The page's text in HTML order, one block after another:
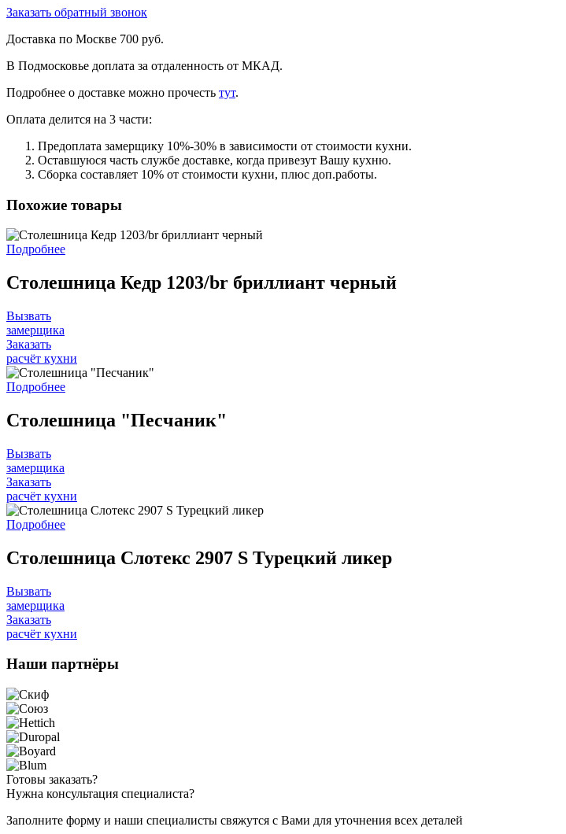
Заказать обратный звонок
Доставка по Москве 700 руб.
В Подмосковье доплата за отдаленность от МКАД.
Подробнее о доставке можно прочеcть тут.
Оплата делится на 3 части:
Предоплата замерщику 10%-30% в зависимости от стоимости кухни.
Оставшуюся часть службе доставке, когда привезут Вашу кухню.
Сборка составляет 10% от стоимости кухни, плюс доп.работы.
Похожие товары
Подробнее
Столешница Кедр 1203/br бриллиант черный
Вызвать
замерщика
Заказать
расчёт кухни
Подробнее
Столешница "Песчаник"
Вызвать
замерщика
Заказать
расчёт кухни
Подробнее
Столешница Слотекс 2907 S Турецкий ликер
Вызвать
замерщика
Заказать
расчёт кухни
Наши партнёры
Готовы заказать?
Нужна консультация специалиста?
Заполните форму и наши специалисты свяжутся с Вами для уточнения всех деталей